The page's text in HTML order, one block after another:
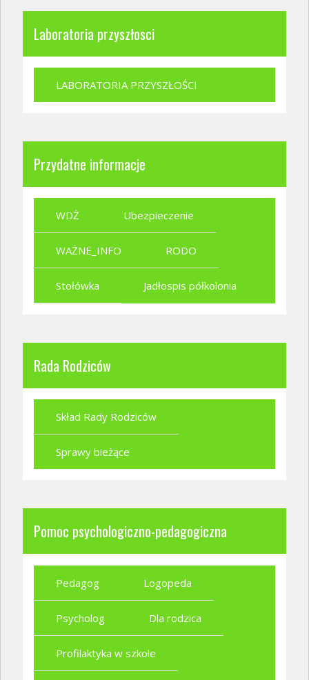
Laboratoria przyszłosci
LABORATORIA PRZYSZŁOŚCI
Przydatne informacje
WDŻ Ubezpieczenie
WAŻNE_INFO RODO
Stołówka Jadłospis półkolonia
Rada Rodziców
Skład Rady Rodziców
Sprawy bieżące
Pomoc psychologiczno-pedagogiczna
Pedagog Logopeda
Psycholog Dla rodzica
Profilaktyka w szkole